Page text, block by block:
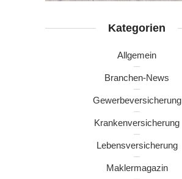
Kategorien
Allgemein
Branchen-News
Gewerbeversicherung
Krankenversicherung
Lebensversicherung
Maklermagazin